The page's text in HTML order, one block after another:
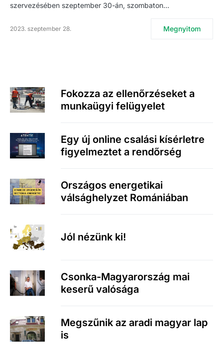
szervezésében szeptember 30-án, szombaton…
2023. szeptember 28. Megnyitom
Fokozza az ellenőrzéseket a
munkaügyi felügyelet
Egy új online csalási kísérletre
figyelmeztet a rendőrség
Országos energetikai
válsághelyzet Romániában
Jól nézünk ki!
Csonka-Magyarország mai
keserű valósága
Megszűnik az aradi magyar lap
is